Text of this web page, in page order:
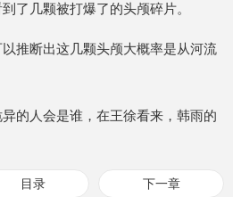
了几颗被打爆了的头颅碎片。
推断出这几颗头颅大概率是从河流
的人会是谁，在王徐看来，韩雨的
目录 下一章